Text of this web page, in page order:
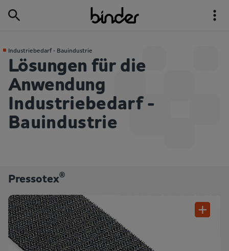
Industrie­bedarf - Bau­industrie
Lösungen für die
Anwendung
Industrie­bedarf -
Bau­industrie
Pressotex®